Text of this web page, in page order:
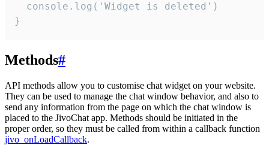
  console.log('Widget is deleted')
}
Methods#
API methods allow you to customise chat widget on your website.
They can be used to manage the chat window behavior, and also to
send any information from the page on which the chat window is
placed to the JivoChat app. Methods should be initiated in the
proper order, so they must be called from within a callback function
jivo_onLoadCallback.